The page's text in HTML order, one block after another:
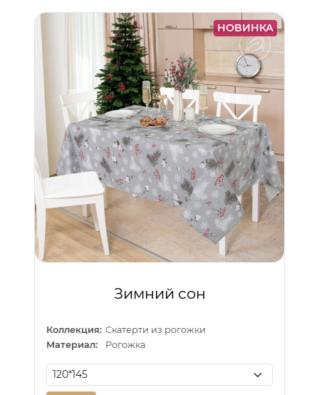
НОВИНКА
Зимний сон
Коллекция: Скатерти из рогожки
Материал:
Рогожка